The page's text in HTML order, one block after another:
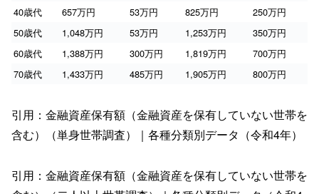
40歳代
657万円 53万円 825万円
250万円
50歳代
1,048万円 53万円 1,253万円
350万円
60歳代
1,388万円 300万円 1,819万円
700万円
70歳代
1,433万円 485万円 1,905万円 800万円
引用：金融資産保有額（金融資産を保有していない世帯を
含む）（単身世帯調査）｜各種分類別データ（令和4年）
引用：金融資産保有額（金融資産を保有していない世帯を